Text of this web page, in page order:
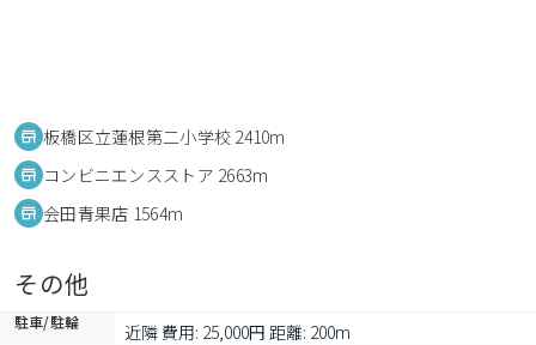
板橋区立蓮根第二小学校 2410m
コンビニエンスストア 2663m
会田青果店 1564m
その他
駐車/駐輪 近隣 費用: 25,000円 距離: 200m